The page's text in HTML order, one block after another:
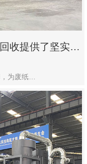
收提供了坚实的
为废纸…